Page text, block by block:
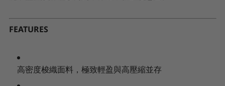
FEATURES
高密度梭織面料，極致輕盈與高壓縮並存